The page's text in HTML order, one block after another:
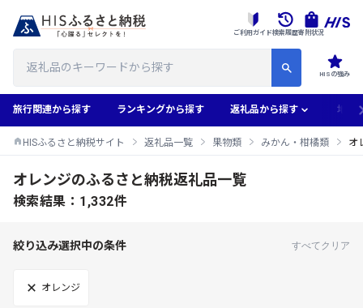
HISの強み
ご利用ガイド検索履歴寄附状況
旅行関連から探す ランキングから探す 返礼品から探す 地域
HISふるさと納税サイト 返礼品一覧 果物類 みかん・柑橘類 オ
オレンジのふるさと納税返礼品一覧
検索結果：1,332件
絞り込み選択中の条件 すべてクリア
オレンジ